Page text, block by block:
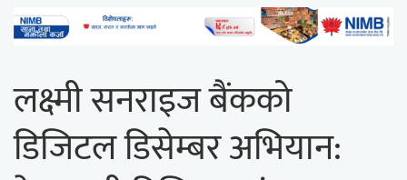
लक्ष्मी सनराइज बैंकको
डिजिटल डिसेम्बर अभियान: